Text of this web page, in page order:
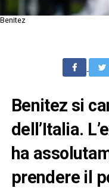
Benitez
Benitez si
dell’Italia.
ha
prendere il